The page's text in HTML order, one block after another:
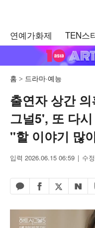
연예가화제 TEN스
홈 드라마·예능
출연자 상간
그널5', 또 다
"할 이야기 많
입력 2026.06.15 06:59 수
카카오톡 공유하기
페이스북 공유하
엑스 공유
네이